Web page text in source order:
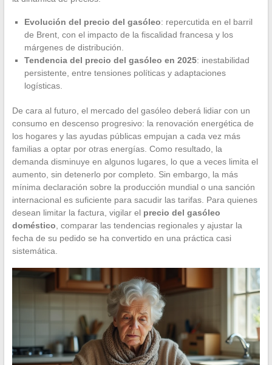
Evolución del precio del gasóleo: repercutida en el barril
de Brent, con el impacto de la fiscalidad francesa y los
márgenes de distribución.
Tendencia del precio del gasóleo en 2025: inestabilidad
persistente, entre tensiones políticas y adaptaciones
logísticas.
De cara al futuro, el mercado del gasóleo deberá lidiar con un
consumo en descenso progresivo: la renovación energética de
los hogares y las ayudas públicas empujan a cada vez más
familias a optar por otras energías. Como resultado, la
demanda disminuye en algunos lugares, lo que a veces limita el
aumento, sin detenerlo por completo. Sin embargo, la más
mínima declaración sobre la producción mundial o una sanción
internacional es suficiente para sacudir las tarifas. Para quienes
desean limitar la factura, vigilar el precio del gasóleo
doméstico , comparar las tendencias regionales y ajustar la
fecha de su pedido se ha convertido en una práctica casi
sistemática.